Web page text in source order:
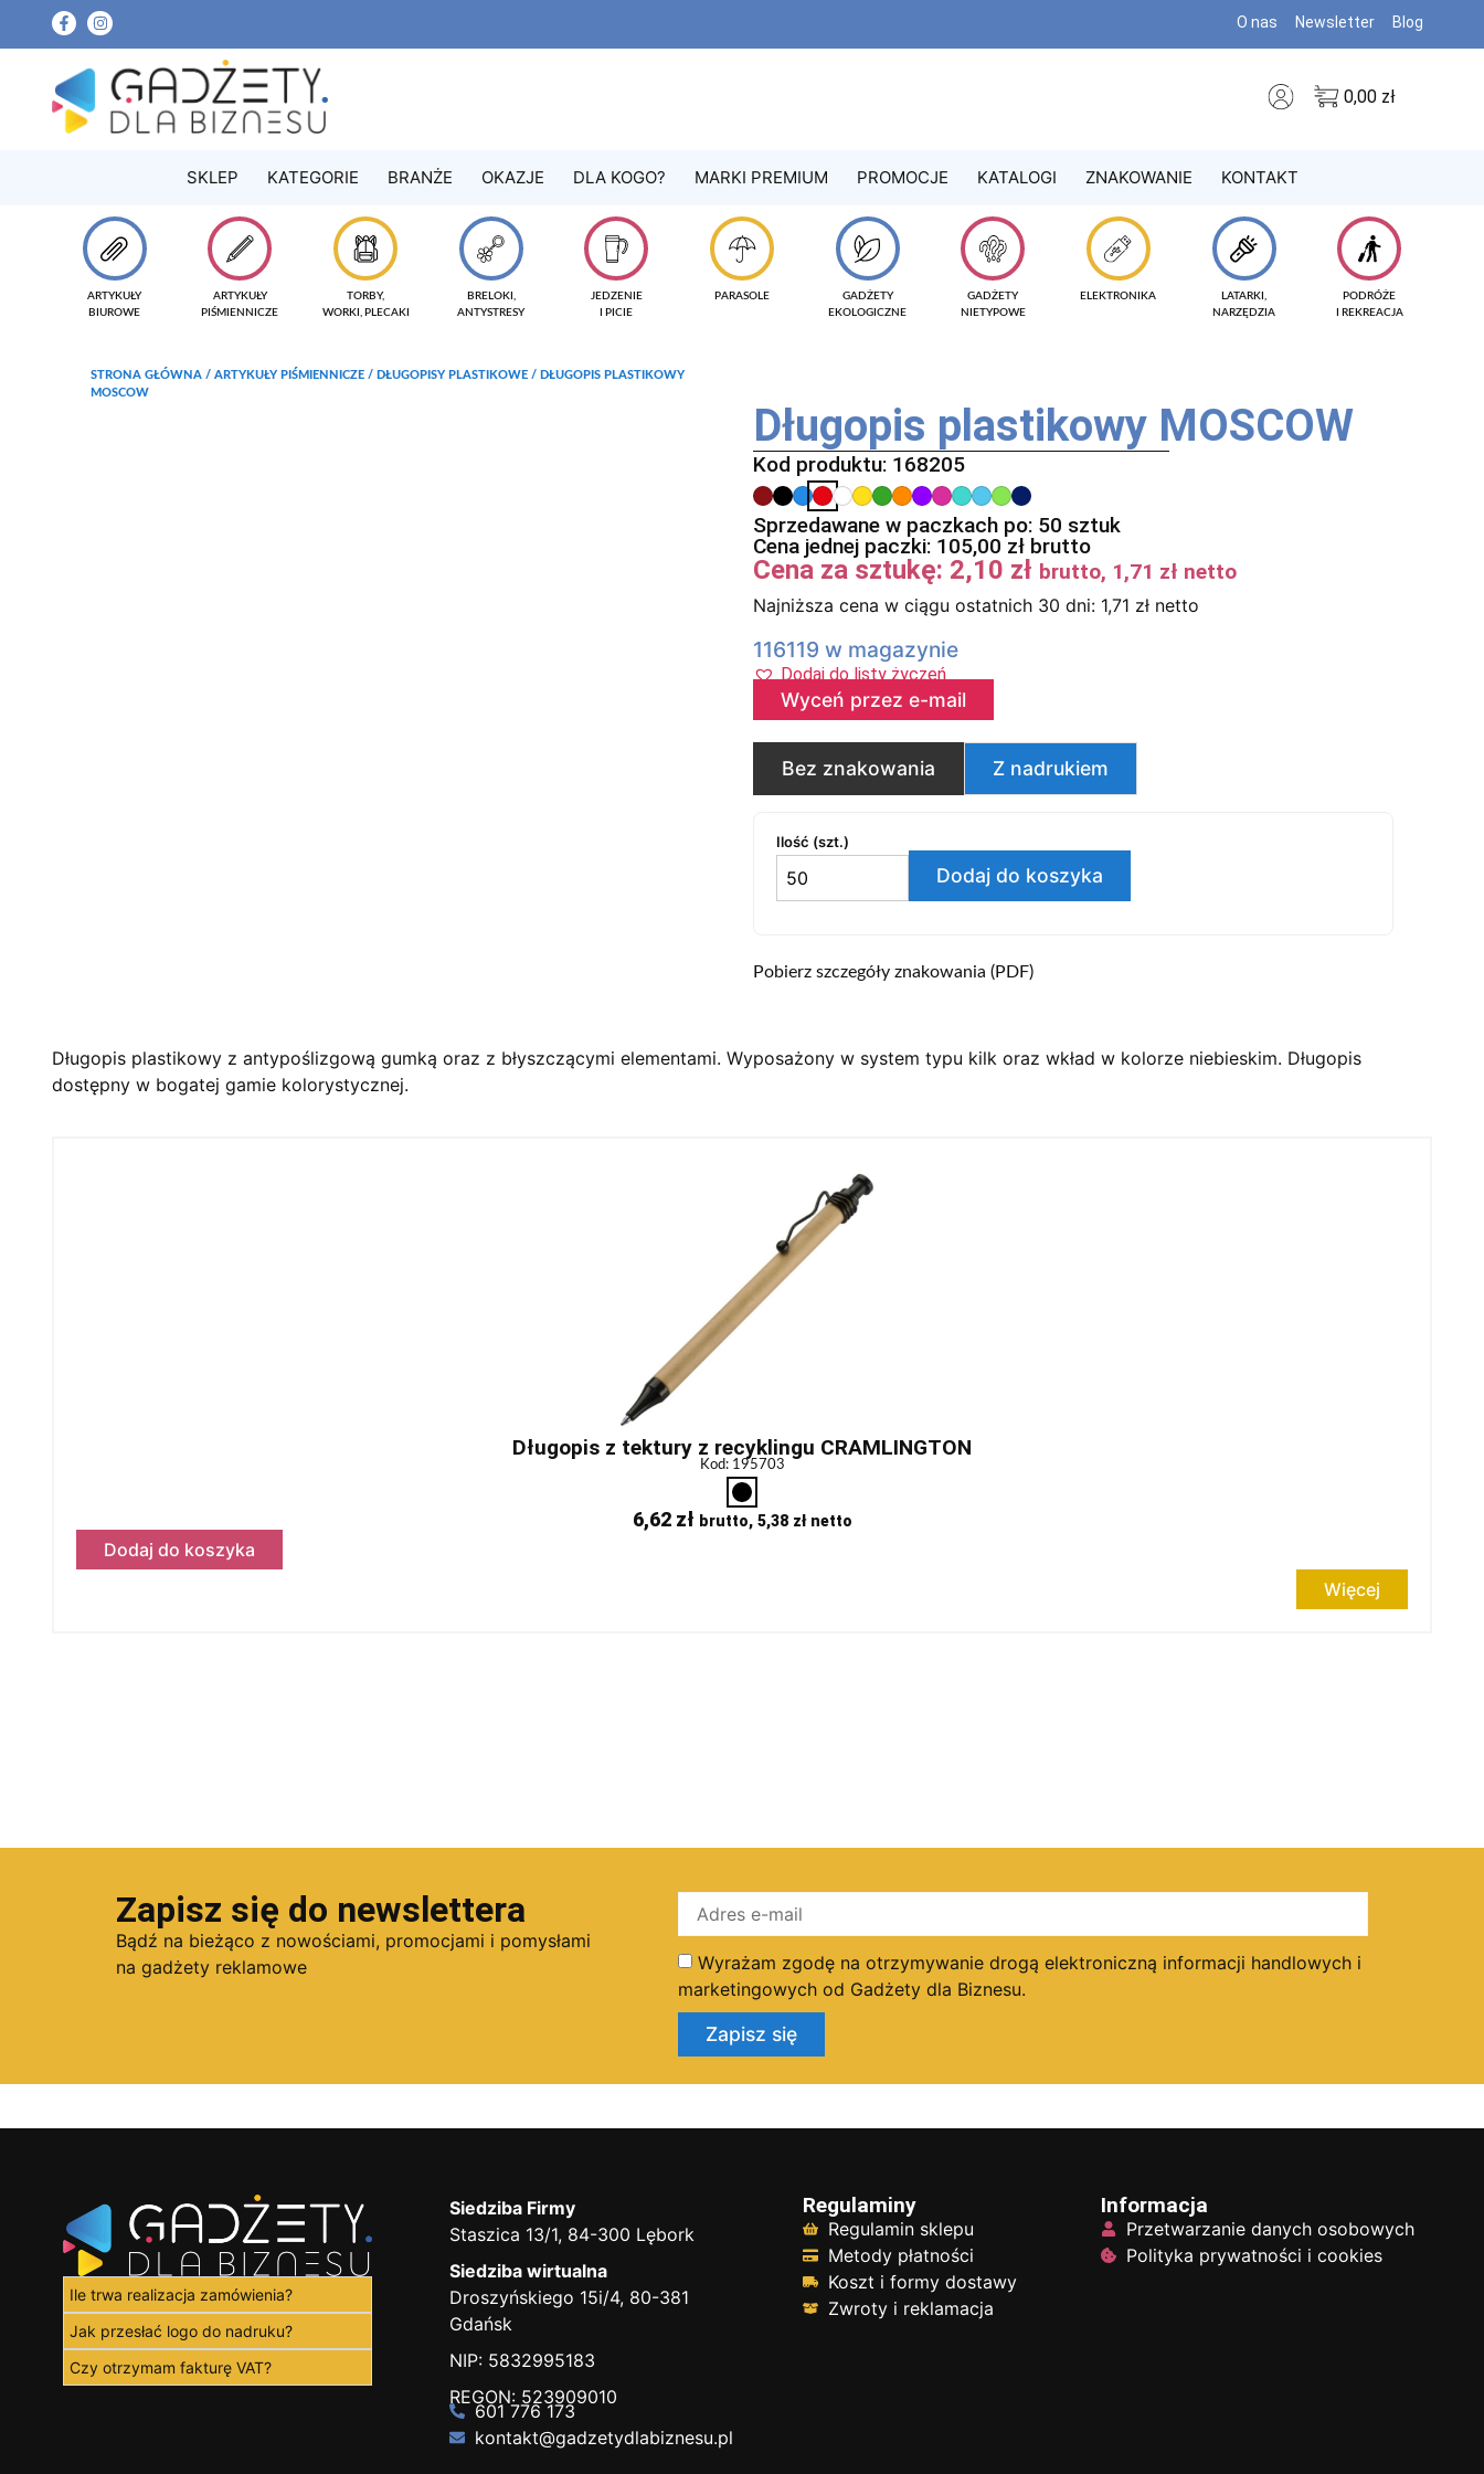
O nas Newsletter Blog
0,00 zł
SKLEP KATEGORIE BRANŻE OKAZJE DLA KOGO? MARKI PREMIUM PROMOCJE KATALOGI ZNAKOWANIE KONTAKT
ARTYKUŁY
BIUROWE
ARTYKUŁY
PIŚMIENNICZE
TORBY,
WORKI, PLECAKI
BRELOKI,
ANTYSTRESY
JEDZENIE
I PICIE
PARASOLE
GADŻETY
EKOLOGICZNE
GADŻETY
NIETYPOWE
ELEKTRONIKA
LATARKI,
NARZĘDZIA
PODRÓŻE
I REKREACJA
STRONA GŁÓWNA / ARTYKUŁY PIŚMIENNICZE / DŁUGOPISY PLASTIKOWE / DŁUGOPIS PLASTIKOWY
MOSCOW
Długopis plastikowy MOSCOW
Kod produktu: 168205
Sprzedawane w paczkach po: 50 sztuk
Cena jednej paczki: 105,00 zł brutto
Cena za sztukę: 2,10 zł brutto, 1,71 zł netto
Najniższa cena w ciągu ostatnich 30 dni: 1,71 zł netto
116119 w magazynie
Dodaj do listy życzeń
Wyceń przez e-mail
Bez znakowania Z nadrukiem
Ilość (szt.)
Dodaj do koszyka
Pobierz szczegóły znakowania (PDF)
Długopis plastikowy z antypoślizgową gumką oraz z błyszczącymi elementami. Wyposażony w system typu kilk oraz wkład w kolorze niebieskim. Długopis
dostępny w bogatej gamie kolorystycznej.
Długopis z tektury z recyklingu CRAMLINGTON
Kod: 195703
6,62 zł brutto, 5,38 złnetto
Dodaj do koszyka
Więcej
Zapisz się do newslettera
Bądź na bieżąco z nowościami, promocjami i pomysłami
na gadżety reklamowe
Wyrażam zgodę na otrzymywanie drogą elektroniczną informacji handlowych i
marketingowych od Gadżety dla Biznesu.
Zapisz się
Ile trwa realizacja zamówienia?
Jak przesłać logo do nadruku?
Czy otrzymam fakturę VAT?
Siedziba Firmy
Staszica 13/1, 84-300 Lębork
Siedziba wirtualna
Droszyńskiego 15i/4, 80-381
Gdańsk
NIP: 5832995183
REGON: 523909010
601 776 173
kontakt@gadzetydlabiznesu.pl
Regulaminy
Regulamin sklepu
Metody płatności
Koszt i formy dostawy
Zwroty i reklamacja
Informacja
Przetwarzanie danych osobowych
Polityka prywatności i cookies